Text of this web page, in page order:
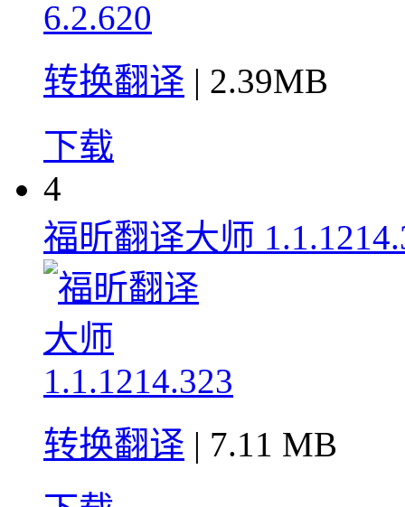
转换翻译 | 2.39MB
下载
4
福昕翻译大师
转换翻译 | 7.11 MB